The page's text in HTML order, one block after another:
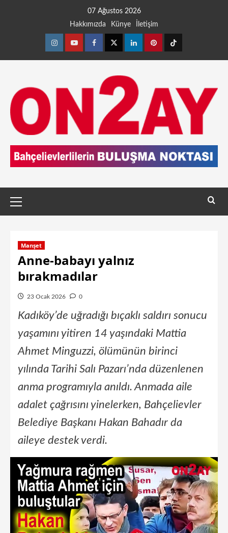
07 Ağustos 2026
Hakkımızda
Künye İletişim
Manşet
Anne-babayı yalnız
bırakmadılar
23 Ocak 2026 0
Kadıköy’de uğradığı bıçaklı saldırı sonucu
yaşamını yitiren 14 yaşındaki Mattia
Ahmet Minguzzi, ölümünün birinci
yılında Tarihi Salı Pazarı’nda düzenlenen
anma programıyla anıldı. Anmada aile
adalet çağrısını yinelerken, Bahçelievler
Belediye Başkanı Hakan Bahadır da
aileye destek verdi.